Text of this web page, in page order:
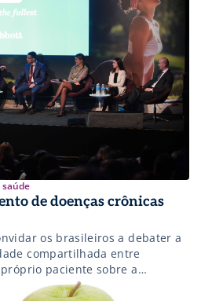
saúde
de doenças crônicas
os brasileiros a debater a
compartilhada entre
paciente sobre a
dos seus cuidados, além de